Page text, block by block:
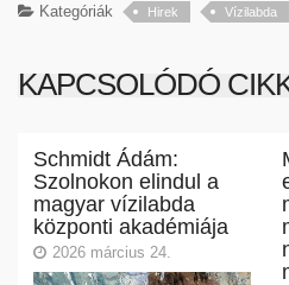
Kategóriák Hirek Vízilabda
KAPCSOLÓDÓ
Schmidt Ádám:
Szolnokon elindul a
magyar vízilabda
központi akadémiája
2026 március 24.